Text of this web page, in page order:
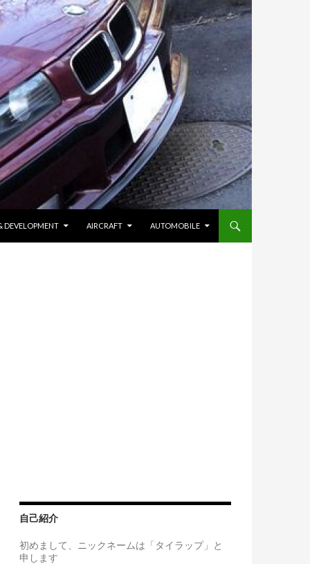
DEVELOPMENT AIRCRAFT AUTOMOBILE
自己紹介
初めまして、ニックネームは「タイラップ」と
申します